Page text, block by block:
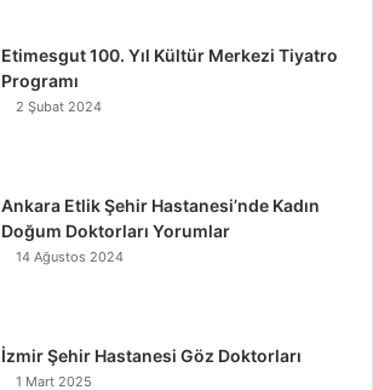
Etimesgut 100. Yıl Kültür Merkezi Tiyatro
Programı
2 Şubat 2024
Ankara Etlik Şehir Hastanesi’nde Kadın
Doğum Doktorları Yorumlar
14 Ağustos 2024
İzmir Şehir Hastanesi Göz Doktorları
1 Mart 2025